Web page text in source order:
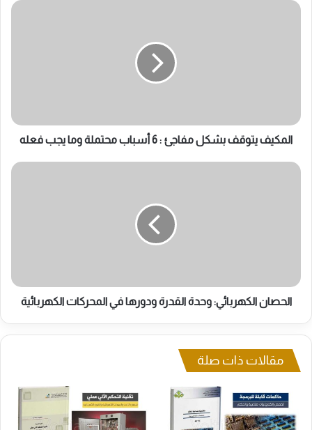
المكيف
وما
يجب
المكيف يتوقف بشكل مفاجئ : 6 أسباب محتملة وما يجب فعله
الحصان
الحصان الكهربائي: وحدة القدرة ودورها في المحركات الكهربائية
مقالات ذات صلة